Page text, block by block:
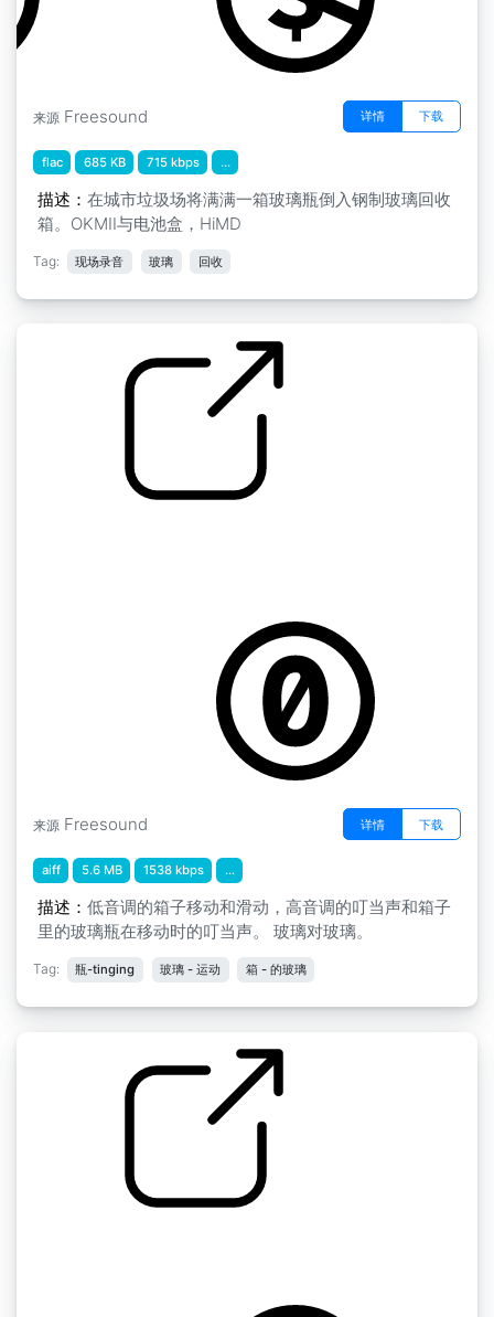
来源 Freesound 详情 下载
flac 685 KB 715 kbps ...
描述： 在城市垃圾场将满满一箱玻璃瓶倒入钢制玻璃回收
箱。OKMII与电池盒，HiMD
Tag: 现场录音 玻璃 回收
来源 Freesound 详情 下载
aiff 5.6 MB 1538 kbps ...
描述： 低音调的箱子移动和滑动，高音调的叮当声和箱子
里的玻璃瓶在移动时的叮当声。 玻璃对玻璃。
Tag: 瓶-tinging 玻璃 - 运动 箱 - 的玻璃